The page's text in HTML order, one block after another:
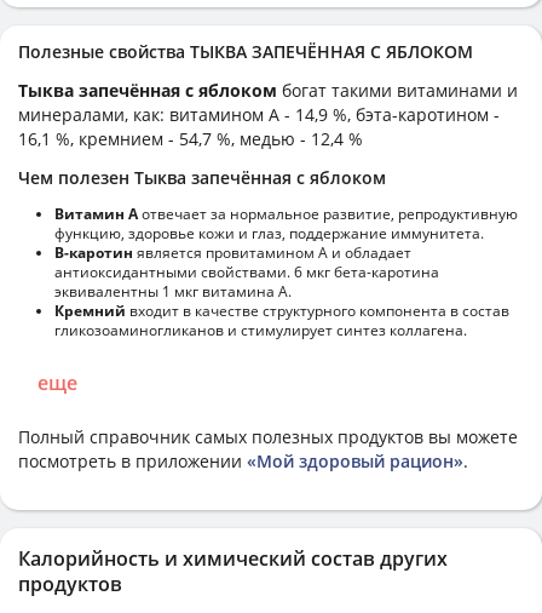
Полезные свойства ТЫКВА ЗАПЕЧЁННАЯ С ЯБЛОКОМ
Тыква запечённая с яблоком богат такими витаминами и
минералами, как: витамином А - 14,9 %, бэта-каротином -
16,1 %, кремнием - 54,7 %, медью - 12,4 %
Чем полезен Тыква запечённая с яблоком
Витамин Аотвечает за нормальное развитие, репродуктивную
функцию, здоровье кожи и глаз, поддержание иммунитета.
В-каротин является провитамином А и обладает
антиоксидантными свойствами. 6 мкг бета-каротина
эквивалентны 1 мкг витамина А.
Кремний входит в качестве структурного компонента в состав
гликозоаминогликанов и стимулирует синтез коллагена.
еще
Полный справочник самых полезных продуктов вы можете
посмотреть в приложении «Мой здоровый рацион».
Калорийность и химический состав других
продуктов